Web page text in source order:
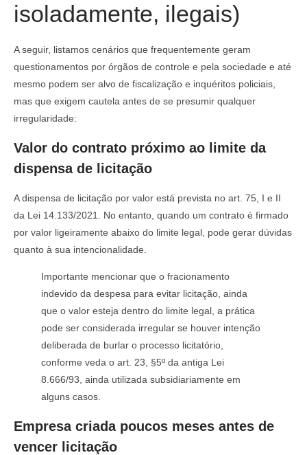
isoladamente, ilegais)
A seguir, listamos cenários que frequentemente geram
questionamentos por órgãos de controle e pela sociedade e até
mesmo podem ser alvo de fiscalização e inquéritos policiais,
mas que exigem cautela antes de se presumir qualquer
irregularidade:
Valor do contrato próximo ao limite da
dispensa de licitação
A dispensa de licitação por valor está prevista no art. 75, I e II
da Lei 14.133/2021. No entanto, quando um contrato é firmado
por valor ligeiramente abaixo do limite legal, pode gerar dúvidas
quanto à sua intencionalidade.
Importante mencionar que o fracionamento
indevido da despesa para evitar licitação, ainda
que o valor esteja dentro do limite legal, a prática
pode ser considerada irregular se houver intenção
deliberada de burlar o processo licitatório,
conforme veda o art. 23, §5º da antiga Lei
8.666/93, ainda utilizada subsidiariamente em
alguns casos.
Empresa criada poucos meses antes de
vencer licitação